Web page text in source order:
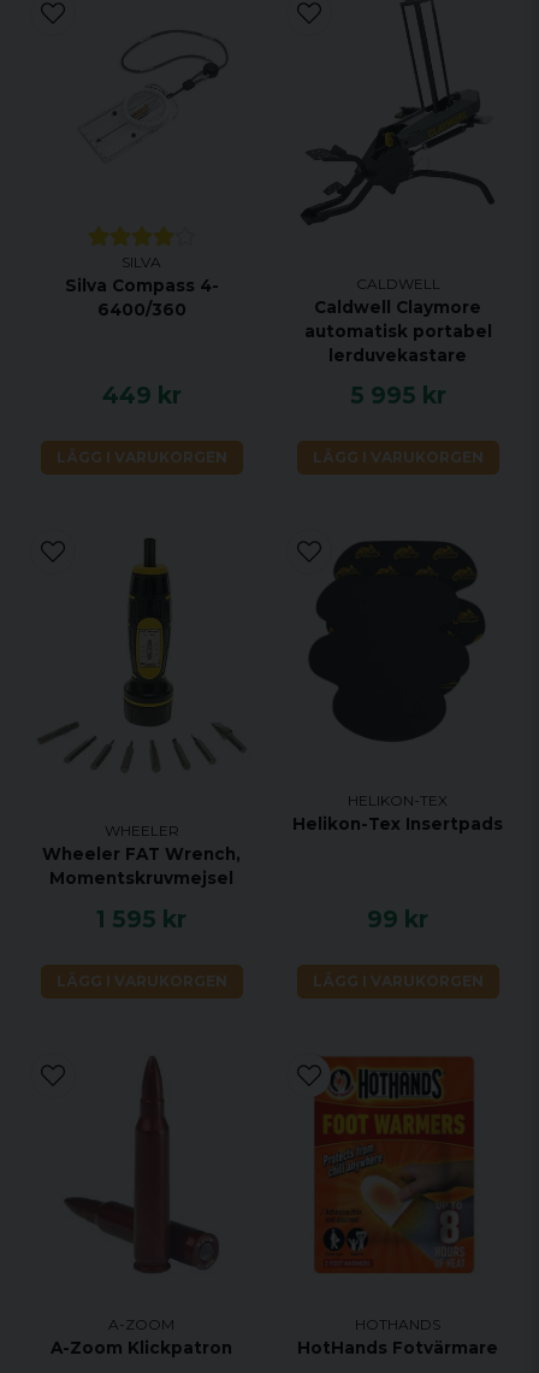
SILVA
Silva Compass 4-
6400/360
449 kr
LÄGG I VARUKORGEN
CALDWELL
Caldwell Claymore
automatisk portabel
lerduvekastare
5 995 kr
LÄGG I VARUKORGEN
WHEELER
Wheeler FAT Wrench,
Momentskruvmejsel
1 595 kr
LÄGG I VARUKORGEN
HELIKON-TEX
Helikon-Tex Insertpads
99 kr
LÄGG I VARUKORGEN
A-ZOOM
A-Zoom Klickpatron
HOTHANDS
HotHands Fotvärmare